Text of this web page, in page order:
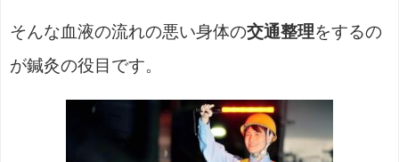
そんな血液の流れの悪い身体の交通整理をするの
が鍼灸の役目です。